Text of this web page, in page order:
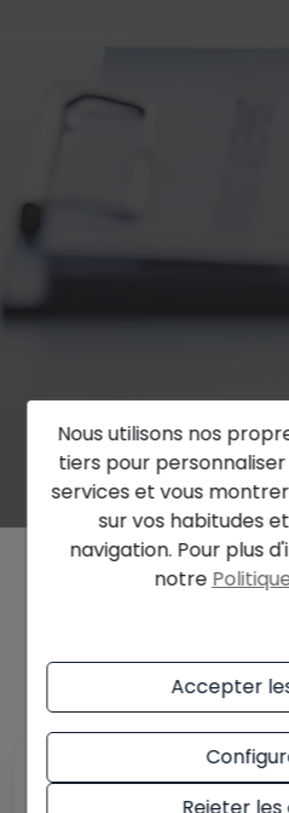
Nous utilisons nos
tiers pour
services et vous
sur vos habitudes
navigation. Pour plus
notre
Accepter
Rejeter les